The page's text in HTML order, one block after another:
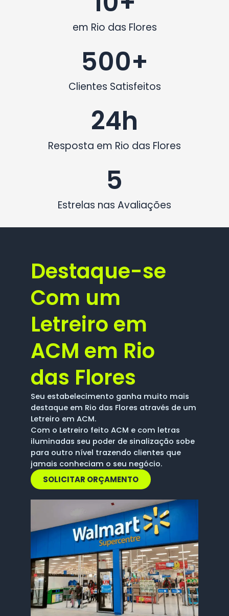
em Rio das Flores
Clientes Satisfeitos
500+
Resposta em Rio das Flores
24h
Estrelas nas Avaliações
5
Destaque-se
Com um
Letreiro em
ACM em Rio
das Flores
Seu estabelecimento ganha muito mais
destaque em Rio das Flores através de um
Letreiro em ACM.
Com o Letreiro feito ACM e com letras
iluminadas seu poder de sinalização sobe
para outro nível trazendo clientes que
jamais conheciam o seu negócio.
SOLICITAR ORÇAMENTO